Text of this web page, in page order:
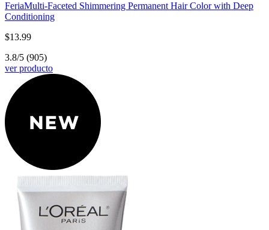
FeriaMulti-Faceted Shimmering Permanent Hair Color with Deep
Conditioning
$13.99
3.8/5 (905)
ver producto